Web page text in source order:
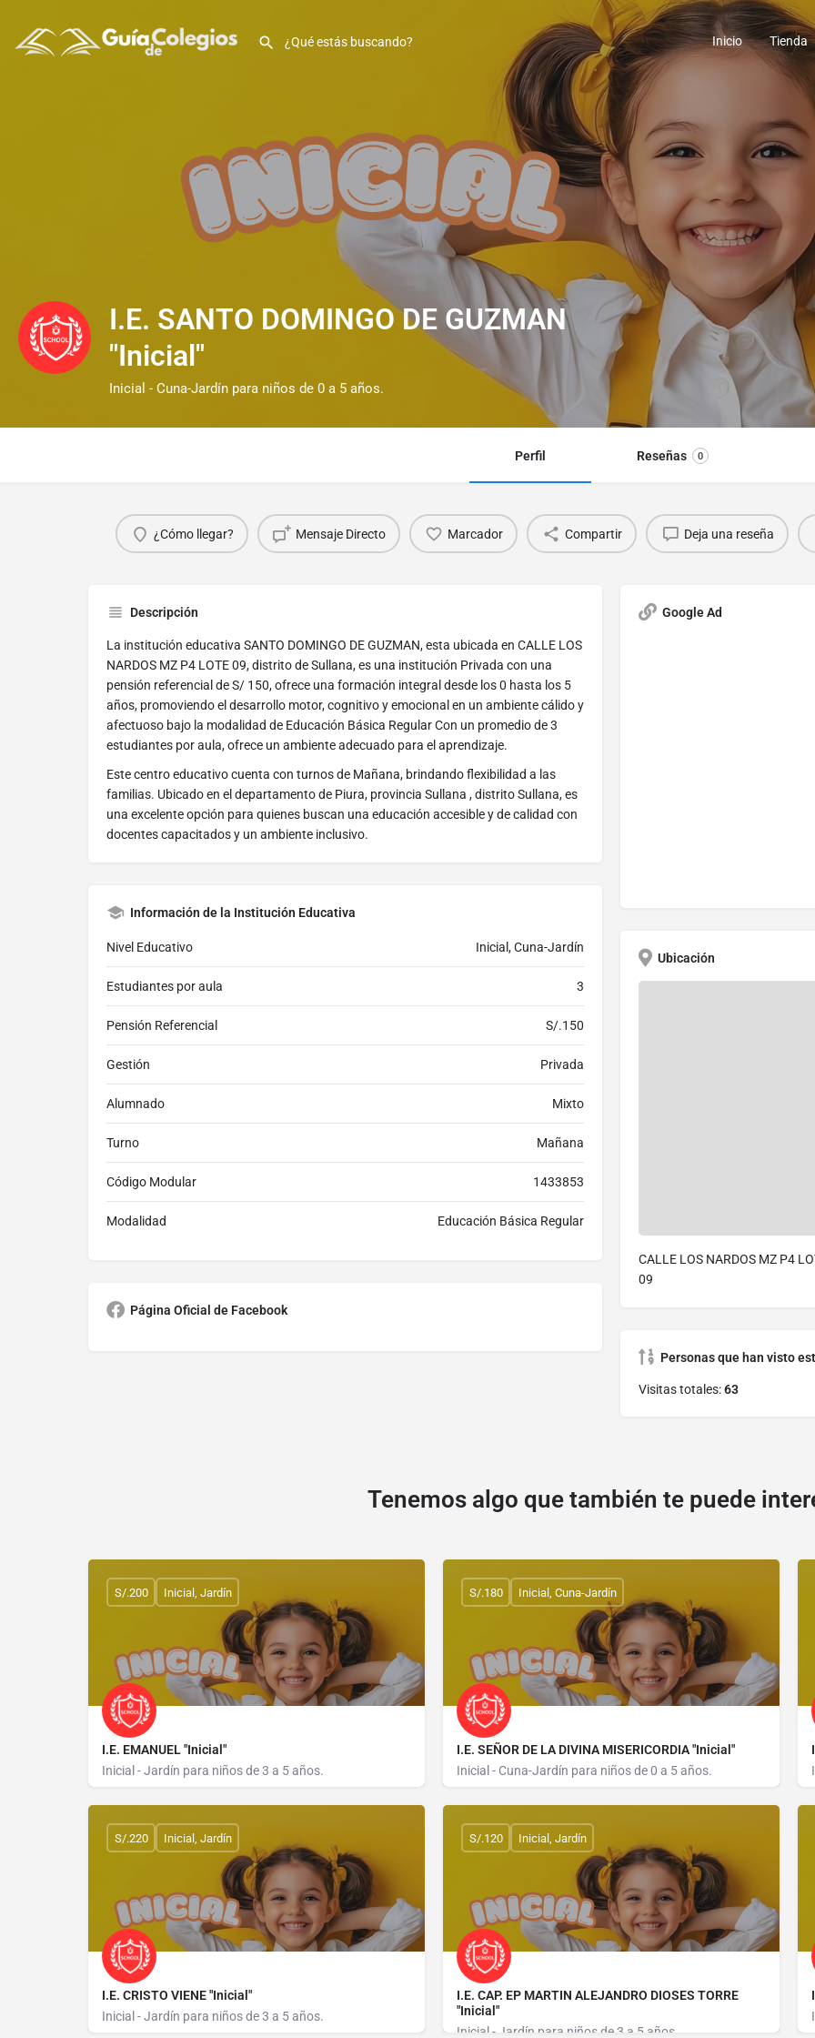
Inicio Tienda
I.E. SANTO DOMINGO DE GUZMAN
"Inicial"
Inicial - Cuna-Jardín para niños de 0 a 5 años.
Perfil Reseñas 0
¿Cómo llegar? Mensaje Directo Marcador Compartir Deja una reseña
Descripción
La institución educativa SANTO DOMINGO DE GUZMAN, esta ubicada en CALLE LOS
NARDOS MZ P4 LOTE 09, distrito de Sullana, es una institución Privada con una
pensión referencial de S/ 150, ofrece una formación integral desde los 0 hasta los 5
años, promoviendo el desarrollo motor, cognitivo y emocional en un ambiente cálido y
afectuoso bajo la modalidad de Educación Básica Regular Con un promedio de 3
estudiantes por aula, ofrece un ambiente adecuado para el aprendizaje.
Este centro educativo cuenta con turnos de Mañana, brindando flexibilidad a las
familias. Ubicado en el departamento de Piura, provincia Sullana , distrito Sullana, es
una excelente opción para quienes buscan una educación accesible y de calidad con
docentes capacitados y un ambiente inclusivo.
Información de la Institución Educativa
Nivel Educativo Inicial, Cuna-Jardín
Estudiantes por aula 3
Pensión Referencial S/.150
Gestión Privada
Alumnado Mixto
Turno Mañana
Código Modular 1433853
Modalidad Educación Básica Regular
Página Oficial de Facebook
Google Ad
Ubicación
CALLE LOS NARDOS MZ P4
09
Personas que han visto
Visitas totales:63
Tenemos algo que también te puede
I.E. EMANUEL "Inicial"
Inicial - Jardín para niños de 3 a 5 años.
S/.200 Inicial, Jardín
I.E. SEÑOR DE LA DIVINA MISERICORDIA "Inicial"
Inicial - Cuna-Jardín para niños de 0 a 5 años.
S/.180 Inicial, Cuna-Jardín
I.E. CRISTO VIENE "Inicial"
Inicial - Jardín para niños de 3 a 5 años.
S/.220 Inicial, Jardín
I.E. CAP. EP MARTIN ALEJANDRO DIOSES TORRE
"Inicial"
Inicial - Jardín para niños de 3 a 5 años.
S/.120 Inicial, Jardín